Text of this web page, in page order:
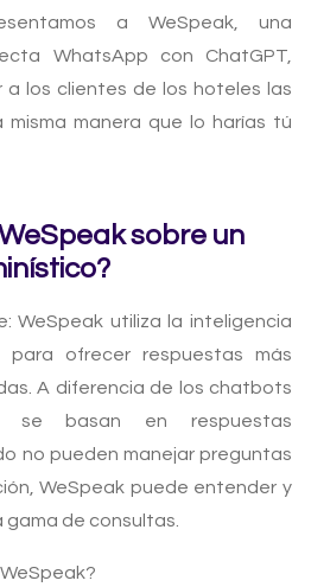
a WeSpeak, una
WhatsApp con ChatGPT,
a los clientes de los hoteles las
misma manera que lo harías tú
sobre un
WeSpeak utiliza la inteligencia
para ofrecer respuestas más
A diferencia de los chatbots
se basan en respuestas
no pueden manejar preguntas
WeSpeak puede entender y
de consultas.